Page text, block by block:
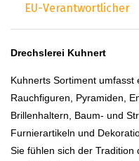
EU-Verantwortlicher
Drechslerei Kuhnert
Kuhnerts Sortiment
Rauchfiguren, Pyramiden,
Brillenhaltern, Baum- und
Furnierartikeln und
Sie fühlen sich der Tradition